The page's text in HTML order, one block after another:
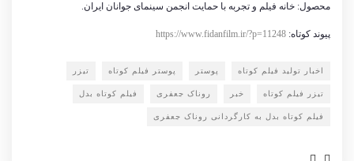
محصول: خانه فیلم و تجربه با حمایت انجمن سینمای جوانان ایران.
پیوند کوتاه: https://www.fidanfilm.ir/?p=11248
اخبار تولید فیلم کوتاه پوستر پوستر فیلم کوتاه تیزر
تیزر فیلم کوتاه خبر روناک جعفری فیلم کوتاه بدل
فیلم کوتاه بدل به کارگردانی روناک جعفری